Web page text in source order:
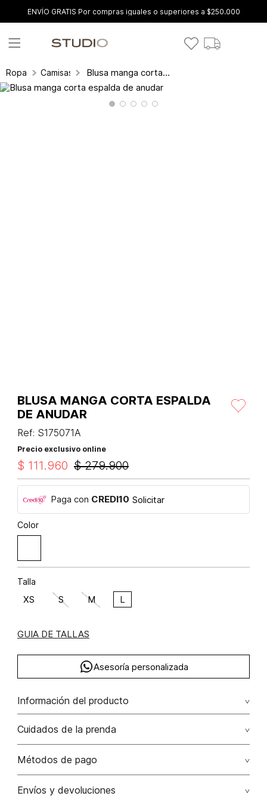
ENVÍO GRATIS Por compras iguales o superiores a $250.000
Ropa Camisas y blusas Blusa manga corta espalda de anudar
BLUSA MANGA CORTA ESPALDA
DE ANUDAR
Ref: S175071A
Precio exclusivo online
$ 279.900
$ 111.960
Paga con CREDI10 Solicitar
Color
Talla
XS S M L
GUIA DE TALLAS
Asesoría personalizada
Información del producto
F12-lazos ramio 40% algodón 35% lino 25%
Cuidados de la prenda
Lavado profesional en húmedo (w) planchar con vapor
No lavar
Métodos de pago
Tarjetas de crédito: Visa, Dinners, Master Card y American
Envíos y devoluciones